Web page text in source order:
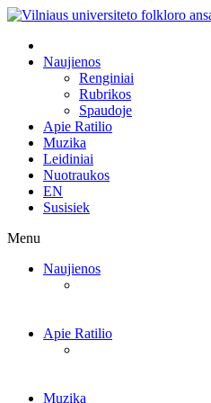
Naujienos
Renginiai
Rubrikos
Spaudoje
Apie Ratilio
Muzika
Leidiniai
Nuotraukos
EN
Susisiek
Menu
Naujienos
Apie Ratilio
Muzika